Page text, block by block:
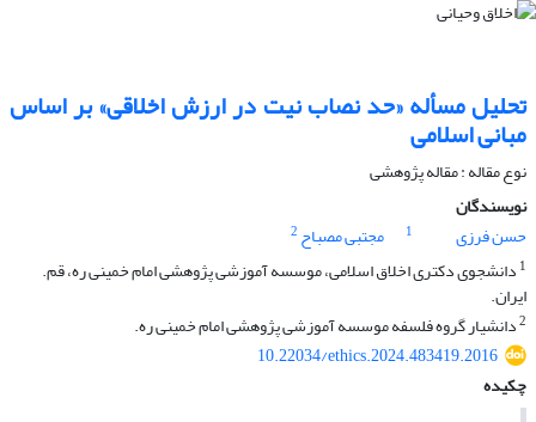
تحلیل مسأله «حد نصاب نیت در ارزش اخلاقی» بر اساس
مبانی اسلامی
نوع مقاله : مقاله پژوهشی
نویسندگان
حسن فرزی
1 مجتبی مصباح 2
1 دانشجوی دکتری اخلاق اسلامی، موسسه آموزشی پژوهشی امام خمینی ره، قم.
ایران.
2دانشیار گروه فلسفه موسسه آموزشی پژوهشی امام خمینی ره.
10.22034/ethics.2024.483419.2016
چکیده